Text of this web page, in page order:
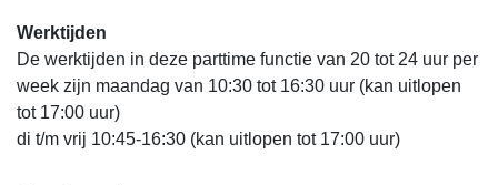
Werktijden
De werktijden in deze parttime functie van 20 tot 24 uur per
week zijn maandag van 10:30 tot 16:30 uur (kan uitlopen
tot 17:00 uur)
di t/m vrij 10:45-16:30 (kan uitlopen tot 17:00 uur)